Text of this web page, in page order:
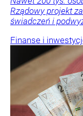
Rządowy projekt
świadczeń i
Finanse i